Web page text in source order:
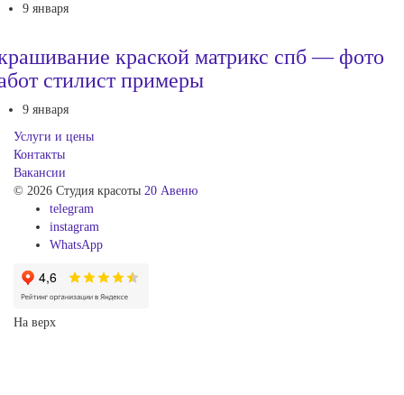
9 января
краской матрикс спб — фото
стилист примеры
9 января
Услуги и цены
Контакты
Вакансии
© 2026 Студия красоты 20 Авеню
telegram
instagram
WhatsApp
На верх